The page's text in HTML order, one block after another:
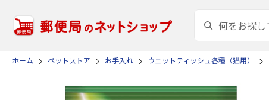
ホーム ペットストア お手入れ ウェットティッシュ各種（猫用）